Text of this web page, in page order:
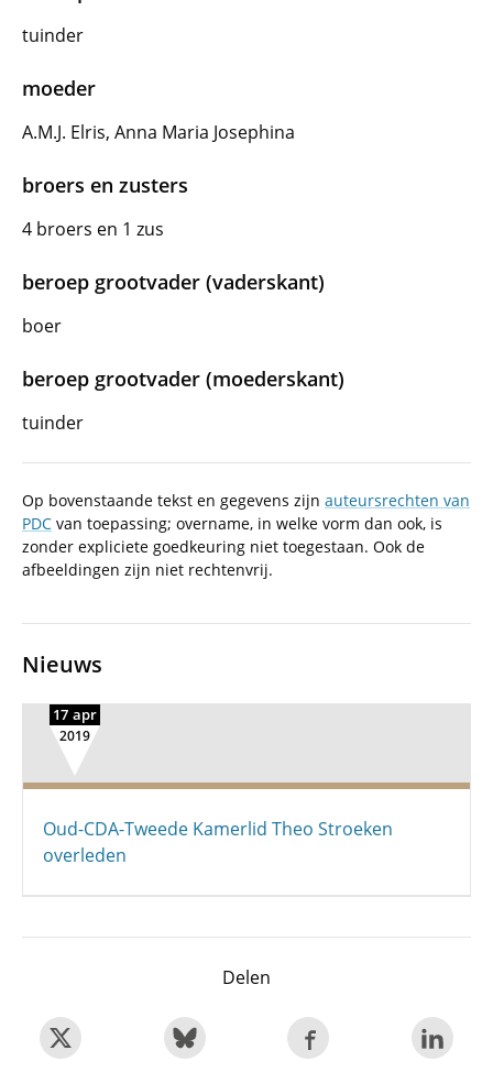
tuinder
moeder
A.M.J. Elris, Anna Maria Josephina
broers en zusters
4 broers en 1 zus
beroep grootvader (vaderskant)
boer
beroep grootvader (moederskant)
tuinder
Op bovenstaande tekst en gegevens zijn auteursrechten van
PDC van toepassing; overname, in welke vorm dan ook, is
zonder expliciete goedkeuring niet toegestaan. Ook de
afbeeldingen zijn niet rechtenvrij.
Nieuws
17 apr
2019
Oud-CDA-Tweede Kamerlid Theo Stroeken
overleden
Delen